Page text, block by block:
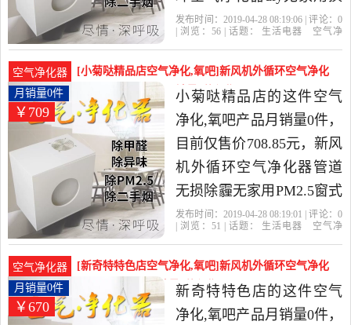
气机除雾霾是2019年小菊
中性价比很高的空气净化,
氧吧，由浙江 金华发货。
发布时间：2019-04-28 08:19:06 | 评论： 0
| 浏览： 56| 话题： 生活电器
空气净
空气净化器
[小菊哒精品店空气净化,氧吧]新风机外循环空气净化
器管道无损除霾无月销量0件仅售708.85元
￥709
月销量0件
小菊哒精品店的这件空气
净化,氧吧产品月销量0件，
目前仅售价708.85元，新风
机外循环空气净化器管道
无损除霾无家用PM2.5窗式
壁挂式是2019年小菊哒精
价比很高的空气净化,氧
吧，由浙江 金华发货。
发布时间：2019-04-28 08:19:01 | 评论： 0
| 浏览： 51 | 话题： 生活电器
空气净
空气净化器
[新奇特特色店空气净化,氧吧]新风机外循环空气净化
器管道壁挂diy月销量0件仅售669.74元
￥670
月销量0件
新奇特特色店的这件空气
净化,氧吧产品月销量0件，